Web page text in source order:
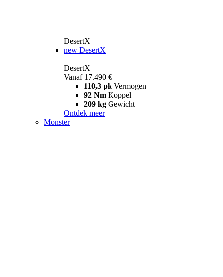
DesertX
new DesertX
DesertX
Vanaf 17.490 €
110,3 pk Vermogen
92 Nm Koppel
209 kg Gewicht
Ontdek meer
Monster